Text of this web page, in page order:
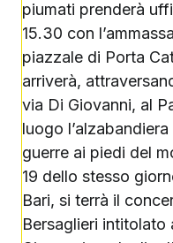
piumati prenderà
15.30 con
piazzale di Porta
arriverà,
via Di Giovanni, al
luogo
guerre ai piedi del
19 dello stesso
Bari, si terrà il
Bersaglieri intitolato